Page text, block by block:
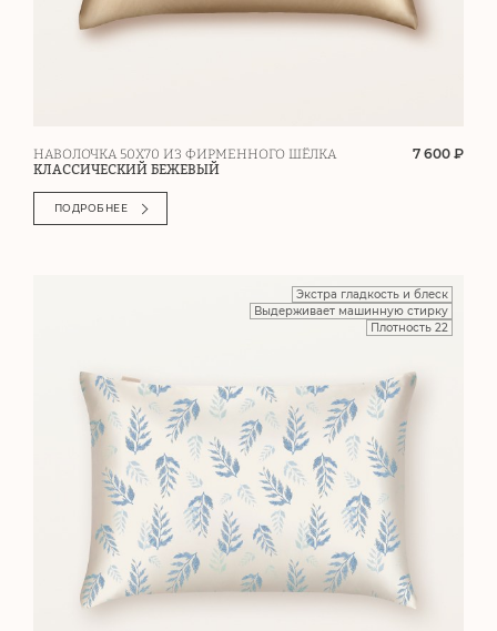
НАВОЛОЧКА 50Х70 ИЗ ФИРМЕННОГО ШЁЛКА
КЛАССИЧЕСКИЙ БЕЖЕВЫЙ
7 600 ₽
ПОДРОБНЕЕ
Экстра гладкость и блеск
Выдерживает машинную стирку
Плотность 22